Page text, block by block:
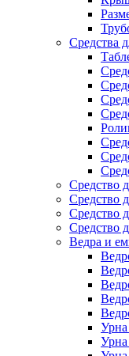
Средства
Средство
Средство
Средство
Средство
Ведра и
Урна
Урна